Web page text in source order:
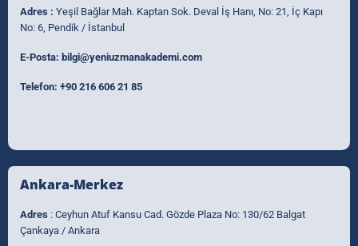
Adres : Yeşil Bağlar Mah. Kaptan Sok. Deval İş Hanı, No: 21, İç Kapı
No: 6, Pendik / İstanbul
E-Posta: bilgi@yeniuzmanakademi.com
Telefon: +90 216 606 21 85
Ankara-Merkez
Adres : Ceyhun Atuf Kansu Cad. Gözde Plaza No: 130/62 Balgat
Çankaya / Ankara